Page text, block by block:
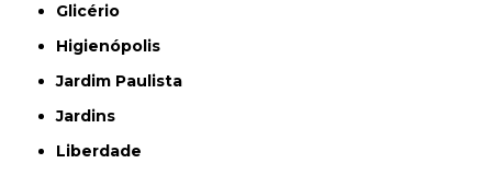
Glicério
Higienópolis
Jardim Paulista
Jardins
Liberdade